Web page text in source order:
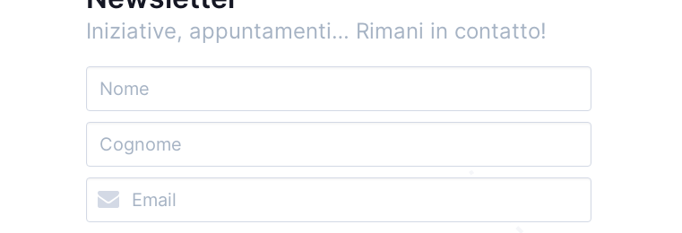
Iniziative, appuntamenti… Rimani in contatto!